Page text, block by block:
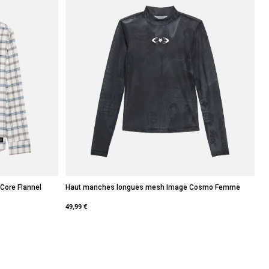
Flannel
minuit.
Haut manches longues mesh Image Cosmo Femme
49,99 €